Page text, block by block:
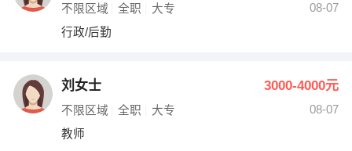
不限区域 全职 大专
08-07
行政/后勤
刘女士 3000-4000元
不限区域 全职 大专
08-07
教师